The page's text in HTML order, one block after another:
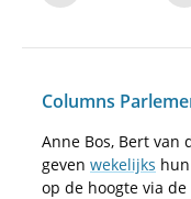
Columns
Anne Bos, Bert van
geven wekelijks
op de hoogte via